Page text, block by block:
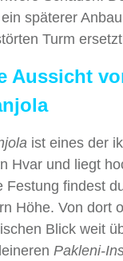
späterer
Turm
Aussicht
ist eines der
Hvar und liegt
Festung findest
Höhe. Von dort
Blick weit
Pakleni-